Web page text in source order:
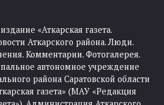
«Аткарская газета.
Аткарского района. Люди.
Комментарии. Фотогалерея.
автономное учреждение
района Саратовской области
газета» (МАУ «Редакция